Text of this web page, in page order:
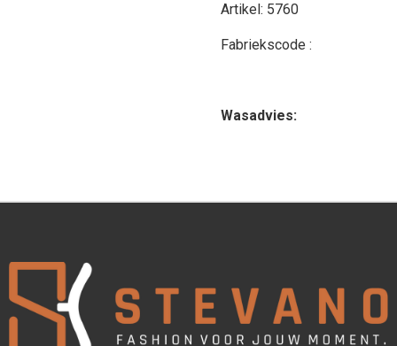
Artikel: 5760
Fabriekscode :
Wasadvies: